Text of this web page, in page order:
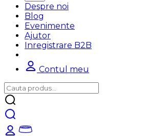
Despre noi
Blog
Evenimente
Ajutor
Inregistrare B2B
Contul meu